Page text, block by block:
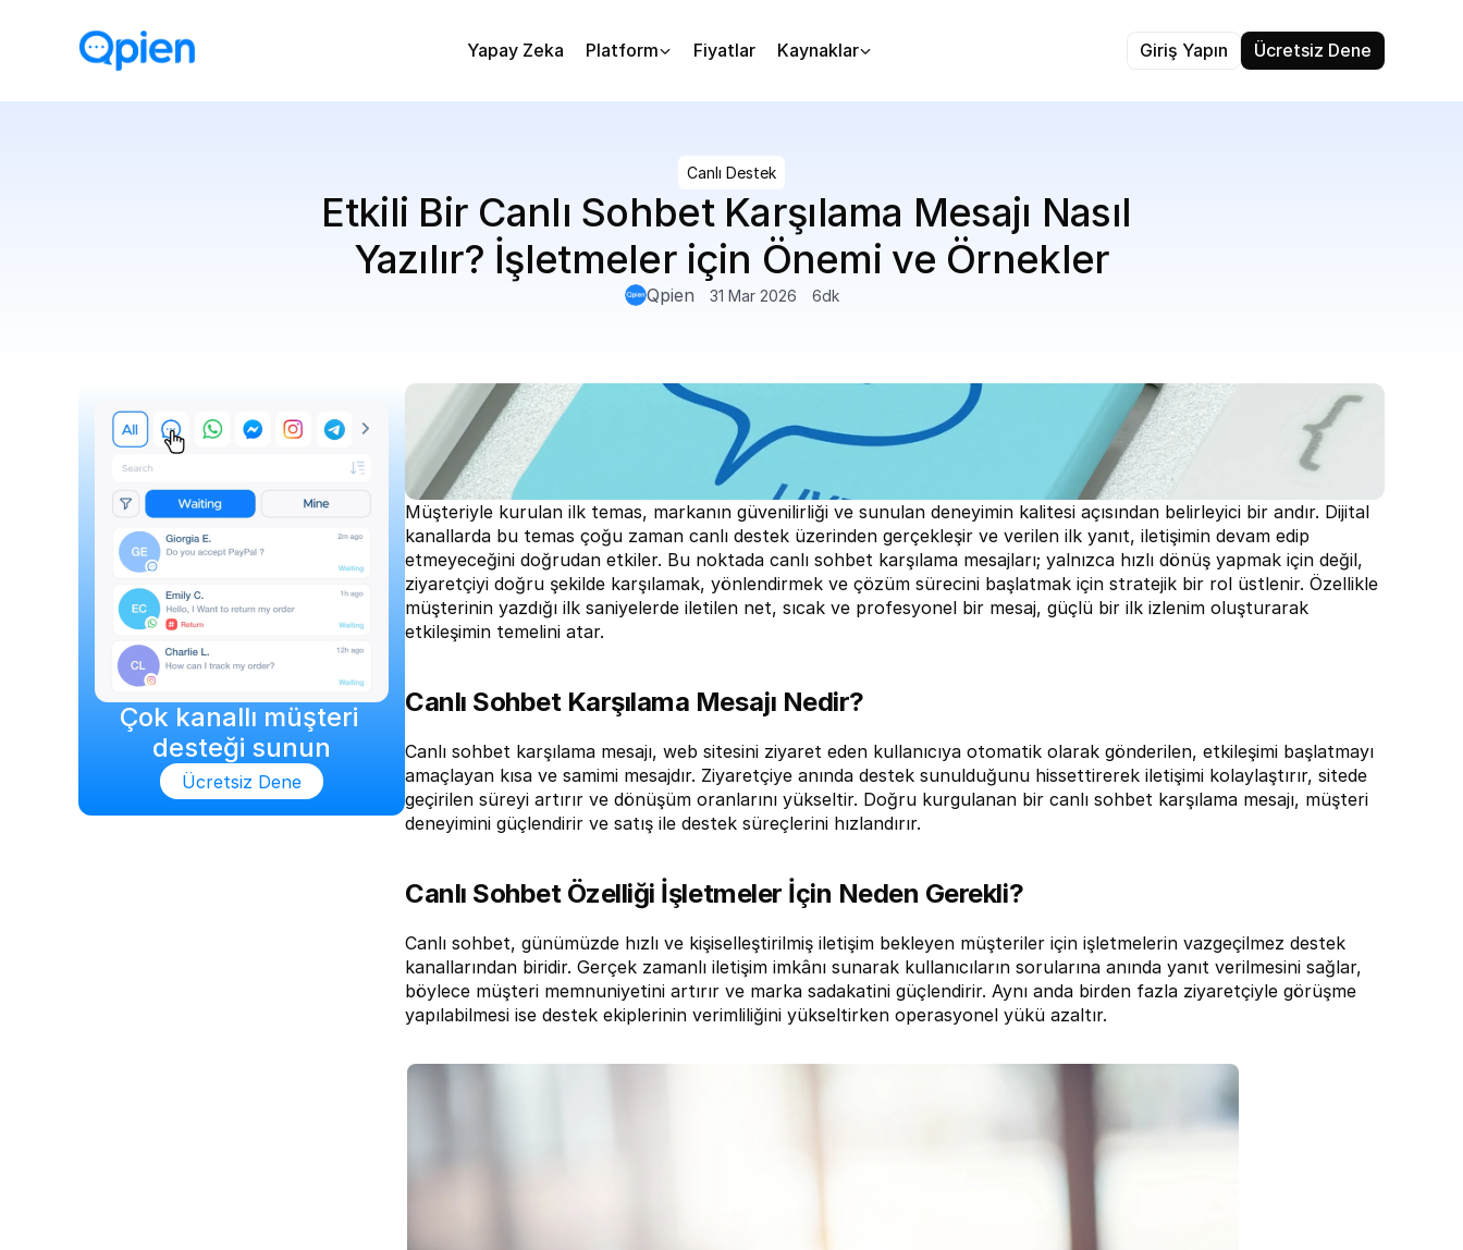
Yapay Zeka Platform Fiyatlar Kaynaklar Giriş Yapın Ücretsiz Dene
Canlı Destek
Etkili Bir Canlı Sohbet Karşılama Mesajı Nasıl
Yazılır? İşletmeler için Önemi ve Örnekler
Qpien 31 Mar 2026 6dk
Çok kanallı müşteri
desteği sunun
Ücretsiz Dene
Müşteriyle kurulan ilk temas, markanın güvenilirliği ve sunulan deneyimin kalitesi açısından belirleyici bir andır. Dijital
kanallarda bu temas çoğu zaman canlı destek üzerinden gerçekleşir ve verilen ilk yanıt, iletişimin devam edip
etmeyeceğini doğrudan etkiler. Bu noktada canlı sohbet karşılama mesajları; yalnızca hızlı dönüş yapmak için değil,
ziyaretçiyi doğru şekilde karşılamak, yönlendirmek ve çözüm sürecini başlatmak için stratejik bir rol üstlenir. Özellikle
müşterinin yazdığı ilk saniyelerde iletilen net, sıcak ve profesyonel bir mesaj, güçlü bir ilk izlenim oluşturarak
etkileşimin temelini atar.
Canlı Sohbet Karşılama Mesajı Nedir?
Canlı sohbet karşılama mesajı, web sitesini ziyaret eden kullanıcıya otomatik olarak gönderilen, etkileşimi başlatmayı
amaçlayan kısa ve samimi mesajdır. Ziyaretçiye anında destek sunulduğunu hissettirerek iletişimi kolaylaştırır, sitede
geçirilen süreyi artırır ve dönüşüm oranlarını yükseltir. Doğru kurgulanan bir canlı sohbet karşılama mesajı, müşteri
deneyimini güçlendirir ve satış ile destek süreçlerini hızlandırır.
Canlı Sohbet Özelliği İşletmeler İçin Neden Gerekli?
Canlı sohbet, günümüzde hızlı ve kişiselleştirilmiş iletişim bekleyen müşteriler için işletmelerin vazgeçilmez destek
kanallarından biridir. Gerçek zamanlı iletişim imkânı sunarak kullanıcıların sorularına anında yanıt verilmesini sağlar,
böylece müşteri memnuniyetini artırır ve marka sadakatini güçlendirir. Aynı anda birden fazla ziyaretçiyle görüşme
yapılabilmesi ise destek ekiplerinin verimliliğini yükseltirken operasyonel yükü azaltır.